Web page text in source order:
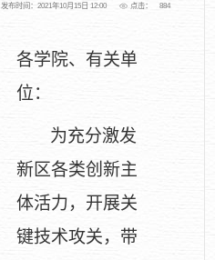
发布时间：2021年10月15日 12:00 点击： 884
各学院、有关单
位：
为充分激发
新区各类创新主
体活力，开展关
键技术攻关，带